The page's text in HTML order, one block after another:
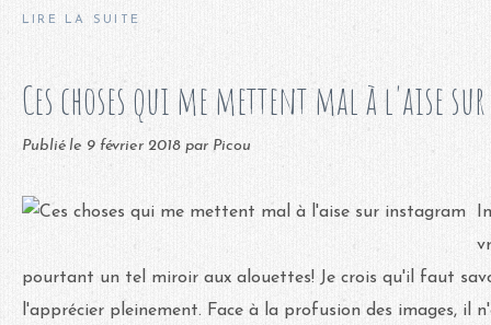
LIRE LA SUITE
Ces choses qui me mettent mal à l'aise
Publié le 9 février 2018 par Picou
pourtant un tel miroir aux alouettes! Je crois qu'il faut
l'apprécier pleinement. Face à la profusion des images, il